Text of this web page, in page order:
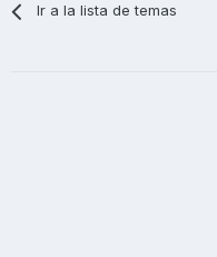
Ir a la lista de temas